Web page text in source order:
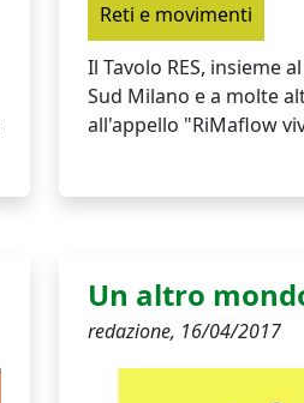
Reti e movimenti
Il Tavolo RES, insieme
Sud Milano e a molte
all'appello "RiMaflow
Un altro
redazione, 16/04/2017